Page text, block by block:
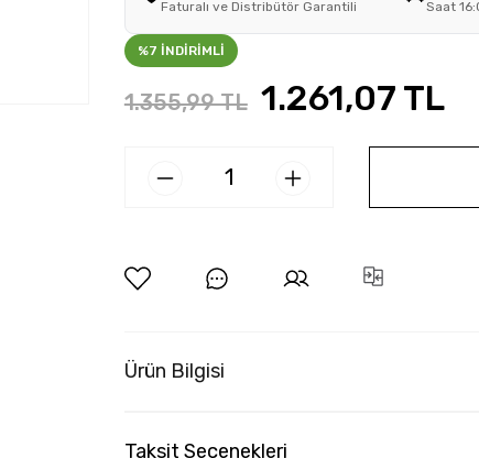
Faturalı ve Distribütör Garantili Saat
%7 İNDİRİMLİ
1.355,99 TL 1.261,07 TL
Ürün Bilgisi
Taksit Seçenekleri